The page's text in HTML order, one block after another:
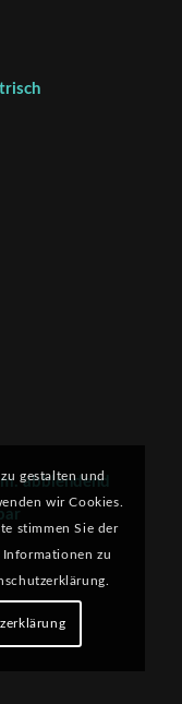
abblendend
gestalten und
wir Cookies.
stimmen Sie der
Informationen zu